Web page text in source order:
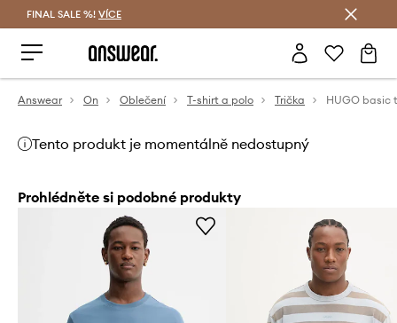
FINAL SALE %! VÍCE
Answear On Oblečení T-shirt a polo Trička
Tento produkt je momentálně nedostupný
Prohlédněte si podobné produkty